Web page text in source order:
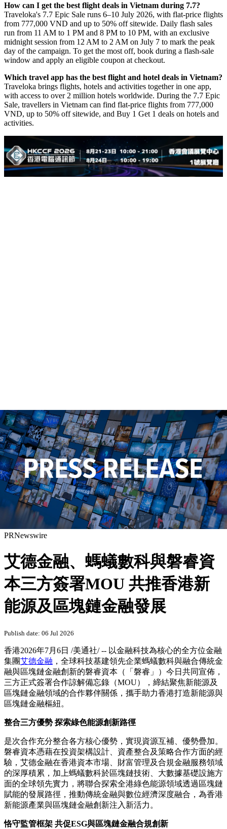
How can I get the best flight deals in Vietnam during 7.7?
Traveloka's 7.7 Epic Sale runs 6–10 July 2026, with flat-price flights
from 777,000 VND and up to 50% off sitewide. Daily flash sales
run from 11 AM to 1 PM and 8 PM to 10 PM, with an exclusive
midnight session from 12 AM to 2 AM on July 7 to mark the peak
day of the campaign. To get the most off, book during a flash-sale
window and apply an eligible coupon at checkout.
Which travel app has the best flight and hotel deals in Vietnam?
Traveloka brings flights, hotels and activities together in one app,
with access to over 2 million hotels worldwide. During the 7.7 Epic
Sale, travellers in Vietnam can find flat-price flights from 777,000
VND, up to 50% off sitewide, and Buy 1 Get 1 deals on hotels and
activities.
PRNewswire
艾德金融、螞蟻數科與磐睿資
本三方簽署MOU 共推香港新
能源及區塊鏈金融發展
Publish date: 06 Jul 2026
香港2026年7月6日 /美通社/ -- 以金融科技為核心的全方位金融
集團艾德金融 ，全球科技基建領先企業螞蟻數科與融合傳統金
融與區塊鏈金融創新的磐睿資本（「磐睿 」）今 日共同宣佈，
三方正式簽署合作諒解備忘錄（MOU），締結聚焦新能源及
區塊鏈金融領域的合作夥伴關係，攜手助力香港打造新能源與
區塊鏈金融樞紐。
整合三方優勢 探索綠色能源創新路徑
是次合作充分整合各方核心優勢，實現資源互補、優勢疊加。
磐睿資本憑藉在投資架構設計、資產整合及策略合作方面的經
驗，艾德金融在香港資本市場、財富管理及合規金融服務領域
的深厚積累，加上螞蟻數科於區塊鏈技術、大數據基礎設施方
面的全球領先實力，將聯合探索全港綠色能源領域透過區塊鏈
賦能的發展路徑，推動傳統金融與數位經濟深度融合，為香港
新能源產業與區塊鏈金融創新注入新活力。
恪守監管框架 共促ESG與區塊鏈金融合規創新